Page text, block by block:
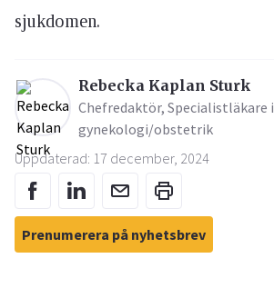
sjukdomen.
Rebecka Kaplan Sturk
Chefredaktör, Specialistläkare i
gynekologi/obstetrik
Uppdaterad: 17 december, 2024
Prenumerera på nyhetsbrev